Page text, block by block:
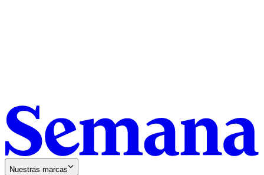
Nuestras marcas